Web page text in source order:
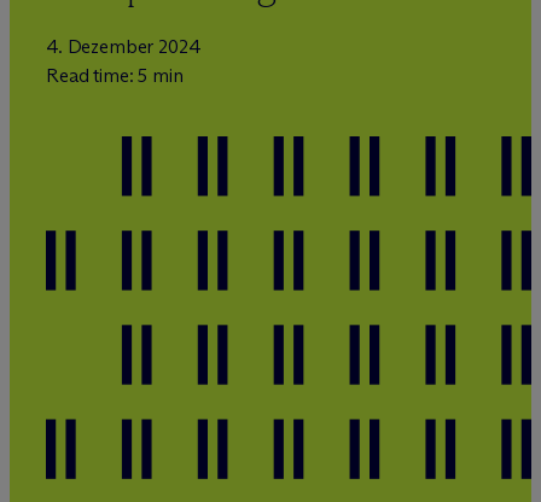
4. Dezember 2024
Read time: 5 min